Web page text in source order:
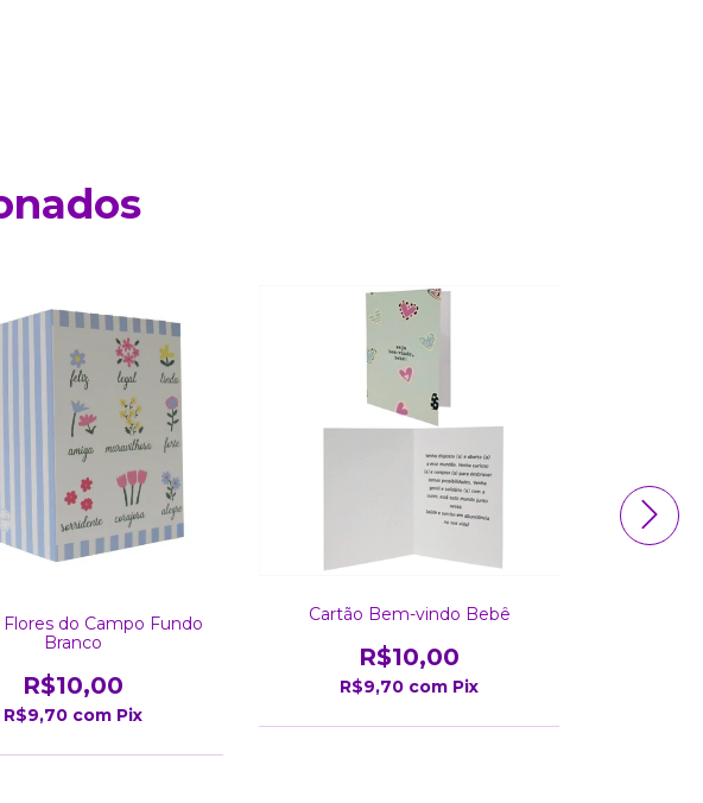
Flores do Campo Fundo
Branco
R$10,00
R$9,70 com Pix
Cartão Bem-vindo Bebê
R$10,00
R$9,70 com Pix